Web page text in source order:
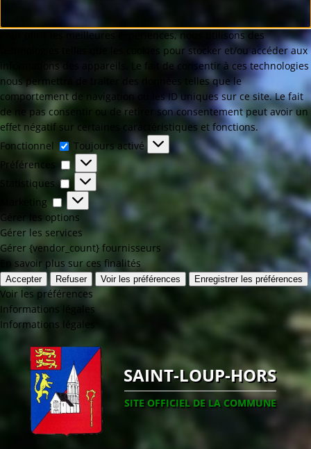
Pour offrir les meilleures expériences, nous utilisons des
technologies telles que les cookies pour stocker et/ou accéder aux
informations des appareils. Le fait de consentir à ces technologies
nous permettra de traiter des données telles que le
comportement de navigation ou les ID uniques sur ce site. Le fait
de ne pas consentir ou de retirer son consentement peut avoir un
effet négatif sur certaines caractéristiques et fonctions.
Fonctionnel
Toujours activé
Préférences
Statistiques
Marketing
Gérer les options
Gérer les services
Gérer {vendor_count} fournisseurs
En savoir plus sur ces finalités
Accepter Refuser Voir les préférences Enregistrer les préférences
Voir les préférences
Informations légales
Informations légales
SAINT-LOUP-HORS
SITE OFFICIEL DE LA COMMUNE